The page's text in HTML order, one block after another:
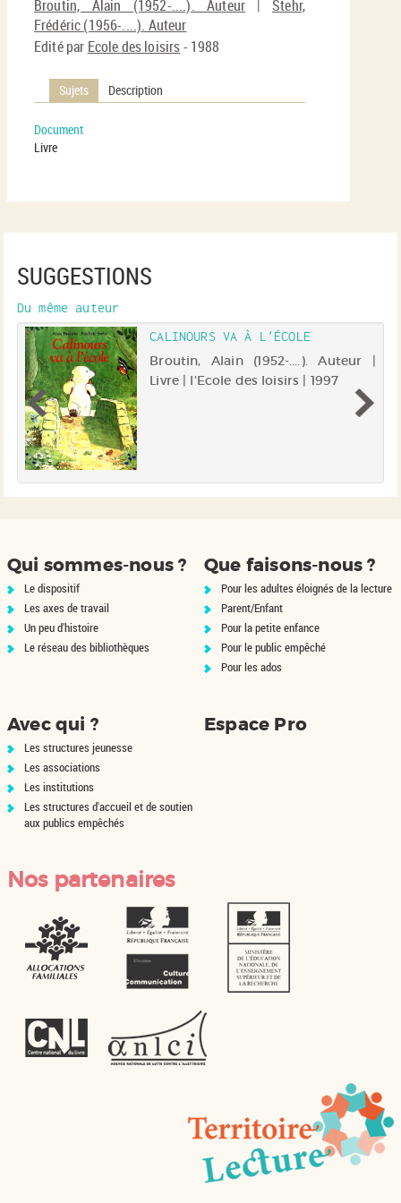
Broutin, Alain (1952-....). Auteur |Stehr,
Frédéric (1956-....). Auteur
Edité par Ecole des loisirs- 1988
Sujets Description
Document
Livre
SUGGESTIONS
Du même auteur
CALINOURS VA À L'ÉCOLE
Broutin, Alain (1952-....). Auteur |
Livre | l'Ecole des loisirs | 1997
Qui sommes-nous ?
Le dispositif
Les axes de travail
Un peu d'histoire
Le réseau des bibliothèques
Que faisons-nous ?
Pour les adultes éloignés de la lecture
Parent/Enfant
Pour la petite enfance
Pour le public empêché
Pour les ados
Avec qui ?
Les structures jeunesse
Les associations
Les institutions
Les structures d'accueil et de soutien
aux publics empêchés
Espace Pro
Nos partenaires